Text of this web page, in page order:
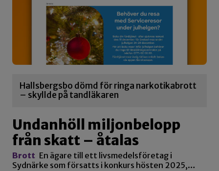
Hallsbergsbo dömd för ringa narkotikabrott
– skyllde på tandläkaren
Undanhöll miljonbelopp
från skatt – åtalas
Brott En ägare till ett livsmedelsföretag i
Sydnärke som försatts i konkurs hösten 2025,…